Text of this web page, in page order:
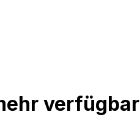
verfügbar